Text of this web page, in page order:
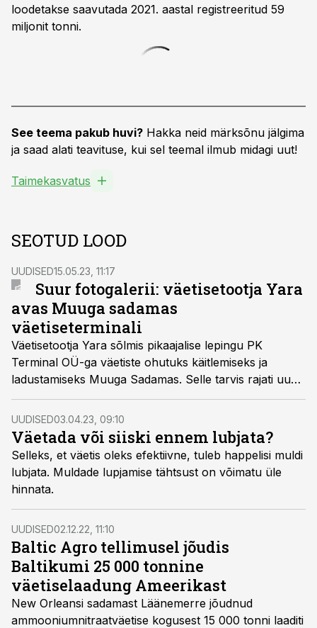
loodetakse saavutada 2021. aastal registreeritud 59
miljonit tonni.
See teema pakub huvi? Hakka neid märksõnu jälgima
ja saad alati teavituse, kui sel teemal ilmub midagi uut!
Taimekasvatus
SEOTUD LOOD
UUDISED15.05.23, 11:17
Suur fotogalerii: väetisetootja Yara
avas Muuga sadamas
väetiseterminali
Väetisetootja Yara sõlmis pikaajalise lepingu PK
Terminal OÜ-ga väetiste ohutuks käitlemiseks ja
ladustamiseks Muuga Sadamas. Selle tarvis rajati uus
9500 m2 suurune kompleksladu.
UUDISED03.04.23, 09:10
Väetada või siiski ennem lubjata?
Selleks, et väetis oleks efektiivne, tuleb happelisi muldi
lubjata. Muldade lupjamise tähtsust on võimatu üle
hinnata.
UUDISED02.12.22, 11:10
Baltic Agro tellimusel jõudis
Baltikumi 25 000 tonnine
väetiselaadung Ameerikast
New Orleansi sadamast Läänemerre jõudnud
ammooniumnitraatväetise kogusest 15 000 tonni laaditi